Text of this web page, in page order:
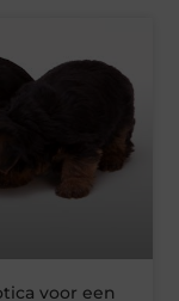
voor een